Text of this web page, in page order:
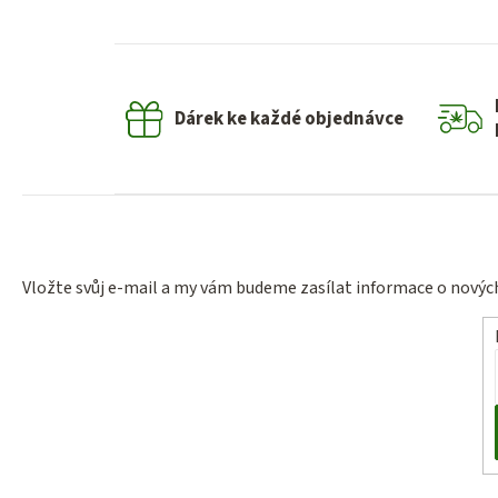
Dárek ke každé objednávce
Vložte svůj e-mail a my vám budeme zasílat informace o